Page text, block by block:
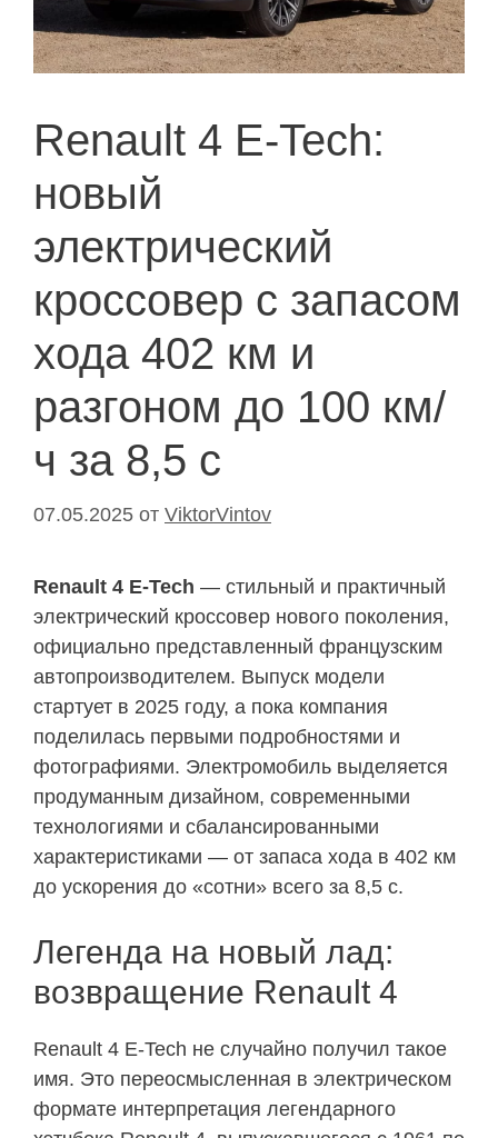
Renault 4 E-Tech:
новый
электрический
кроссовер с запасом
хода 402 км и
разгоном до 100 км/
ч за 8,5 с
07.05.2025 от ViktorVintov
Renault 4 E-Tech — стильный и практичный
электрический кроссовер нового поколения,
официально представленный французским
автопроизводителем. Выпуск модели
стартует в 2025 году, а пока компания
поделилась первыми подробностями и
фотографиями. Электромобиль выделяется
продуманным дизайном, современными
технологиями и сбалансированными
характеристиками — от запаса хода в 402 км
до ускорения до «сотни» всего за 8,5 с.
Легенда на новый лад:
возвращение Renault 4
Renault 4 E-Tech не случайно получил такое
имя. Это переосмысленная в электрическом
формате интерпретация легендарного